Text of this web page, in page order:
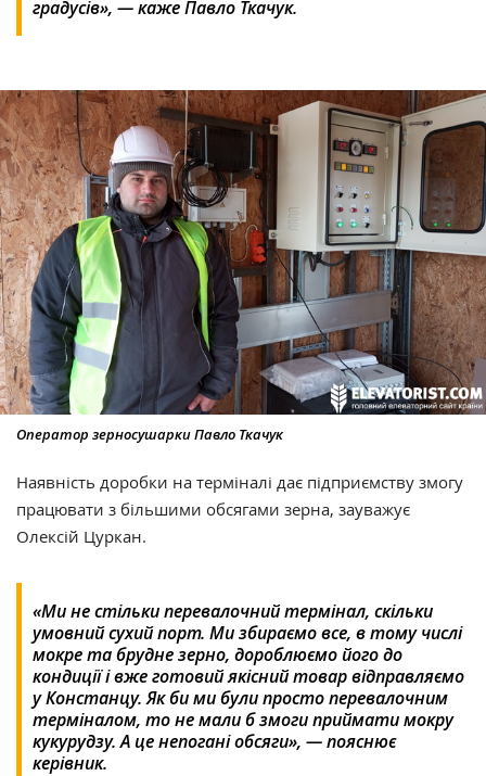
градусів», — каже Павло Ткачук.
Оператор зерносушарки Павло Ткачук
Наявність доробки на терміналі дає підприємству змогу
працювати з більшими обсягами зерна, зауважує
Олексій Цуркан.
«Ми не стільки перевалочний термінал, скільки
умовний сухий порт. Ми збираємо все, в тому числі
мокре та брудне зерно, дороблюємо його до
кондиції і вже готовий якісний товар відправляємо
у Констанцу. Як би ми були просто перевалочним
терміналом, то не мали б змоги приймати мокру
кукурудзу. А це непогані обсяги», — пояснює
керівник.